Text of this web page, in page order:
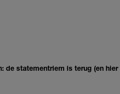
de statementriem is terug (en hier